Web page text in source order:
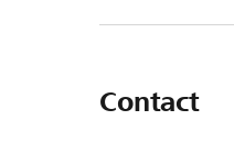
Contact